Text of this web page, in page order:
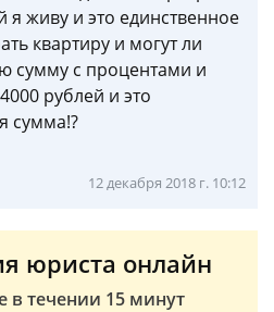
я живу и это единственное
квартиру и могут ли
сумму с процентами и
рублей и это
сумма!?
12 декабря 2018 г. 10:12
юриста онлайн
в течении 15 минут